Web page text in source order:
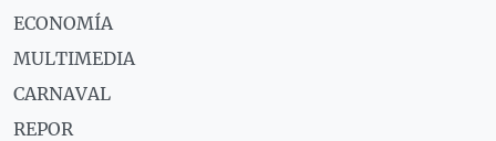
ECONOMÍA
MULTIMEDIA
CARNAVAL
REPOR